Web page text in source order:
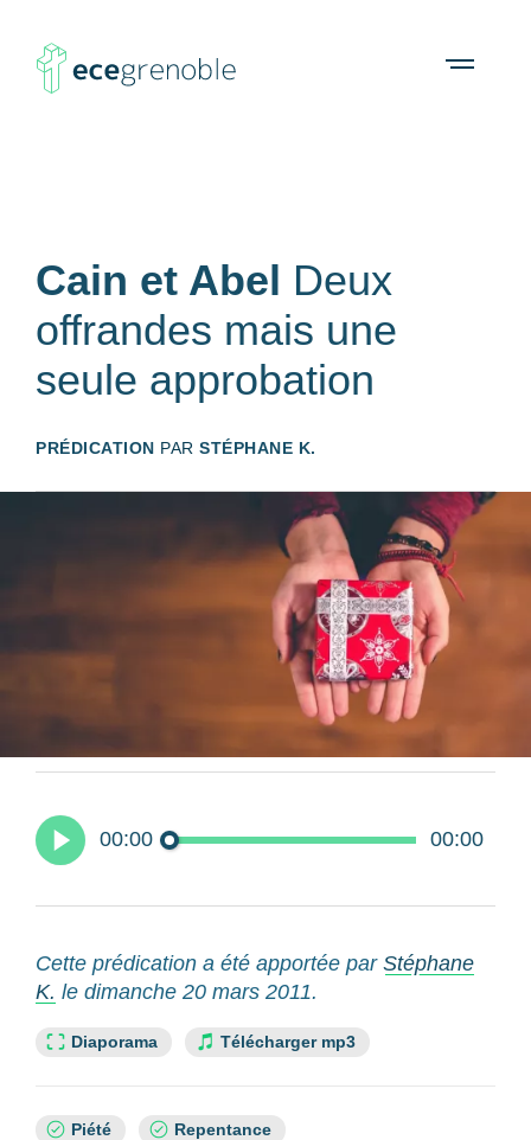
ECE
À propos Agenda RessourcesOpen
Cain et Abel Deux
offrandes mais une
seule approbation
PRÉDICATION PAR STÉPHANE K.
00:00 00:00
Cette prédication a été apportée par Stéphane
K. le dimanche 20 mars 2011.
Lien slide :
Diaporama Télécharger mp3
SujetsPiété Repentance